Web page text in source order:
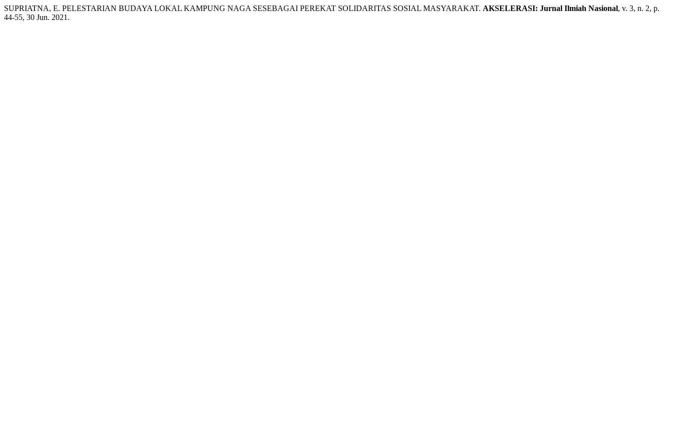
SUPRIATNA, E. PELESTARIAN BUDAYA LOKAL KAMPUNG NAGA SESEBAGAI PEREKAT SOLIDARITAS SOSIAL MASYARAKAT. AKSELERASI: Jurnal Ilmiah Nasional, v. 3, n. 2, p.
44-55, 30 Jun. 2021.